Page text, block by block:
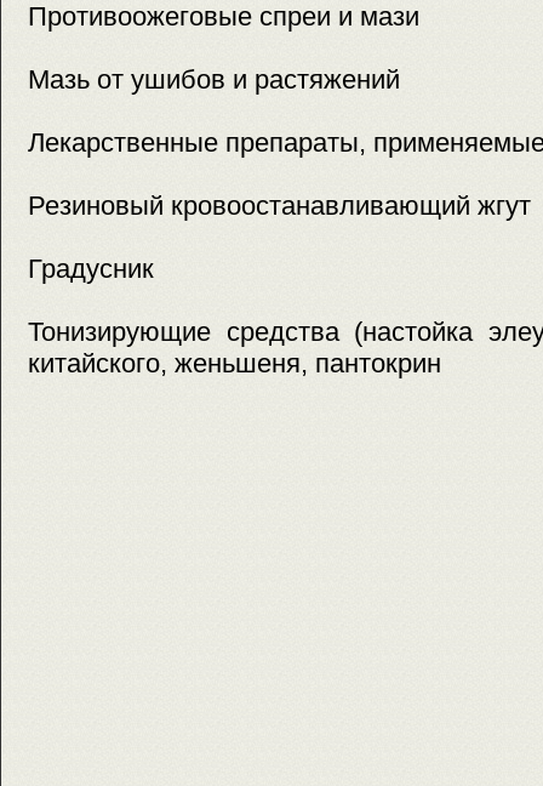
Противоожеговые спреи и мази
Мазь от ушибов и растяжений
Лекарственные препараты,
Резиновый кровоостанавливающий жгут
Градусник
Тонизирующие средства (настойка
китайского, женьшеня, пантокрин